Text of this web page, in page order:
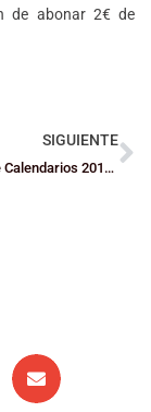
de abonar 2€ de
SIGUIENTE
Publicación de Calendarios 2014/15